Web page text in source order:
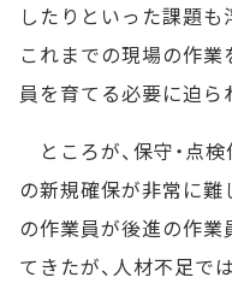
したりといった課題も
これまでの現場の作業
員を育てる必要に迫ら
ところが、保守・点
の新規確保が非常に難
の作業員が後進の作業
てきたが、人材不足で